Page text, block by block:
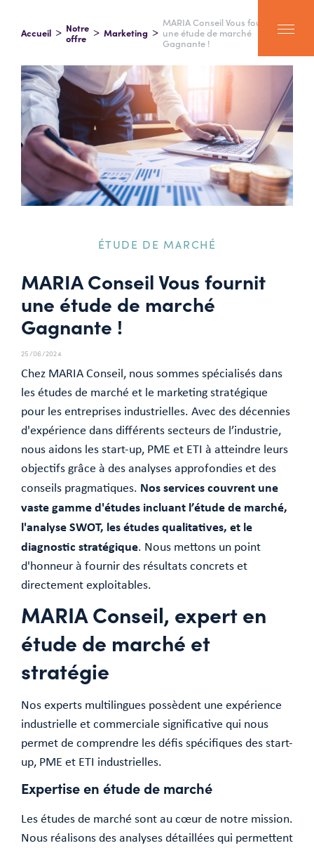
Accueil Notre
offre Marketing
MARIA Conseil Vous fournit
une étude de marché
Gagnante !
ÉTUDE DE MARCHÉ
MARIA Conseil Vous fournit
une étude de marché
Gagnante !
25/06/2024
Chez MARIA Conseil, nous sommes spécialisés dans
les études de marché et le marketing stratégique
pour les entreprises industrielles. Avec des décennies
d'expérience dans différents secteurs de l’industrie,
nous aidons les start-up, PME et ETI à atteindre leurs
objectifs grâce à des analyses approfondies et des
conseils pragmatiques. Nos services couvrent une
vaste gamme d'études incluant l’étude de marché,
l'analyse SWOT, les études qualitatives, et le
diagnostic stratégique. Nous mettons un point
d'honneur à fournir des résultats concrets et
directement exploitables.
MARIA Conseil, expert en
étude de marché et
stratégie
Nos experts multilingues possèdent une expérience
industrielle et commerciale significative qui nous
permet de comprendre les défis spécifiques des start-
up, PME et ETI industrielles.
Expertise en étude de marché
Les études de marché sont au cœur de notre mission.
Nous réalisons des analyses détaillées qui permettent